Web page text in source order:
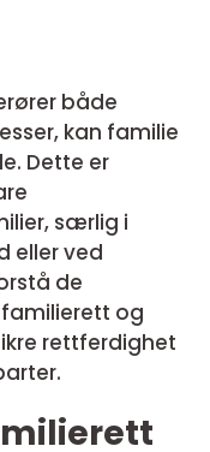
både
kan familie
Dette er
særlig i
eller ved
de
og
rettferdighet